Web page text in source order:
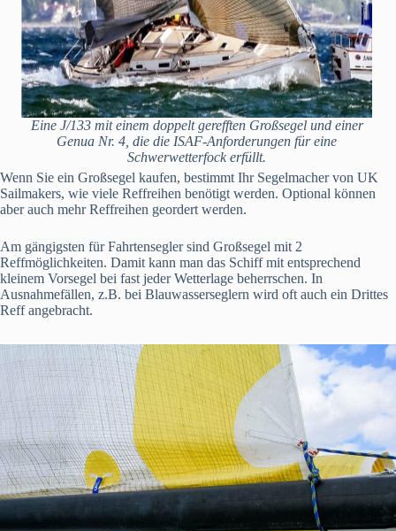
Eine J/133 mit einem doppelt gerefften Großsegel und einer
Genua Nr. 4, die die ISAF-Anforderungen für eine
Schwerwetterfock erfüllt.
Wenn Sie ein Großsegel kaufen, bestimmt Ihr Segelmacher von UK
Sailmakers, wie viele Reffreihen benötigt werden. Optional können
aber auch mehr Reffreihen geordert werden.
Am gängigsten für Fahrtensegler sind Großsegel mit 2
Reffmöglichkeiten. Damit kann man das Schiff mit entsprechend
kleinem Vorsegel bei fast jeder Wetterlage beherrschen. In
Ausnahmefällen, z.B. bei Blauwasserseglern wird oft auch ein Drittes
Reff angebracht.